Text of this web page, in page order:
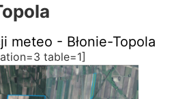
meteo - Błonie-Topola
table=1]